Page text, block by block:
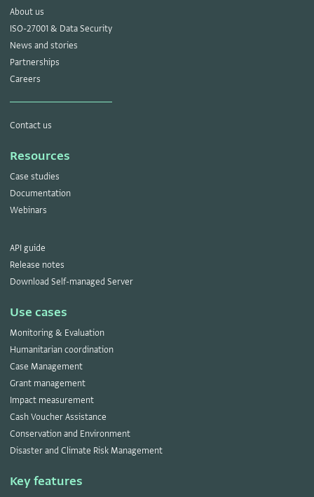
About us
ISO-27001 & Data Security
News and stories
Partnerships
Careers
Contact us
Resources
Case studies
Documentation
Webinars
API guide
Release notes
Download Self-managed Server
Use cases
Monitoring & Evaluation
Humanitarian coordination
Case Management
Grant management
Impact measurement
Cash Voucher Assistance
Conservation and Environment
Disaster and Climate Risk Management
Key features